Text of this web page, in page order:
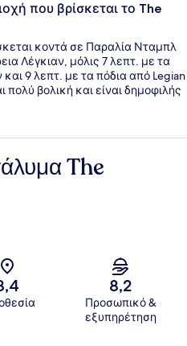
που βρίσκεται το The
κοντά σε Παραλία Νταμπλ
Λέγκιαν, μόλις 7 λεπτ. με τα
9 λεπτ. με τα πόδια από Legian
πολύ βολική και είναι δημοφιλής
The
8,2
Προσωπικό &
εξυπηρέτηση